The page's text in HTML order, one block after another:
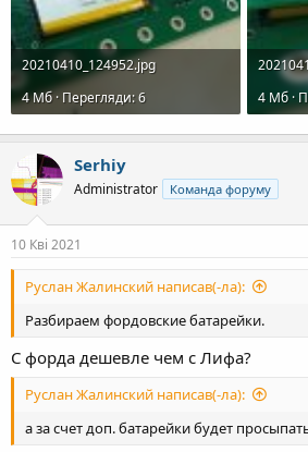
20210410_124952.jpg
4 Mб · Перегляди: 6
4 Mб ·
Serhiy
Administrator Команда форуму
10 Кві 2021
Руслан Жалинский написав(-ла):
Разбираем фордовские батарейки.
С форда дешевле чем с Лифа?
Руслан Жалинский написав(-ла):
а за счет доп. батарейки будет